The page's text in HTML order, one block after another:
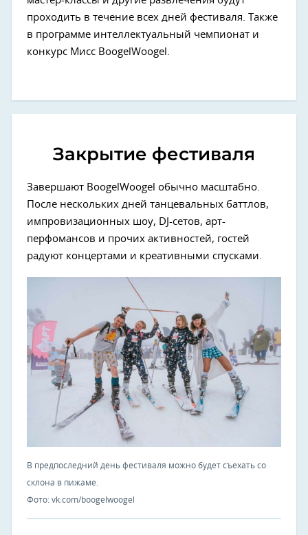
проходить в течение всех дней фестиваля. Также
в программе интеллектуальный чемпионат и
конкурс Мисс BoogelWoogel.
Закрытие фестиваля
Завершают BoogelWoogel обычно масштабно.
После нескольких дней танцевальных баттлов,
импровизационных шоу, DJ-сетов, арт-
перфомансов и прочих активностей, гостей
радуют концертами и креативными спусками.
В предпоследний день фестиваля можно будет съехать со
склона в пижаме.
Фото: vk.com/boogelwoogel